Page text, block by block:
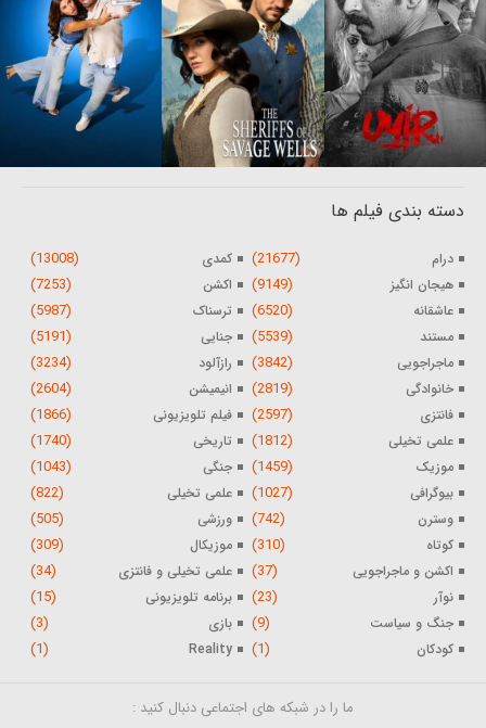
دسته بندی فیلم ها
درام (21677) کمدی (13008)
هیجان انگیز (9149) اکشن (7253)
عاشقانه (6520) ترسناک (5987)
مستند (5539) جنایی (5191)
ماجراجویی (3842) رازآلود (3234)
خانوادگی (2819) انیمیشن (2604)
فانتزی (2597) فیلم تلویزیونی (1866)
علمی تخیلی (1812) تاریخی (1740)
موزیک (1459) جنگی (1043)
بیوگرافی (1027) علمی تخیلی (822)
وسترن (742) ورزشی (505)
کوتاه (310) موزیکال (309)
اکشن و ماجراجویی (37) علمی تخیلی و فانتزی (34)
نوآر (23) برنامه تلویزیونی (15)
جنگ و سیاست (9) بازی (3)
کودکان (1)
Reality
(1)
ما را در شبکه های اجتماعی دنبال کنید :